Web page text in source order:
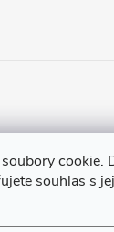
cookie.
souhlas s
& C. .
nastavení cookies